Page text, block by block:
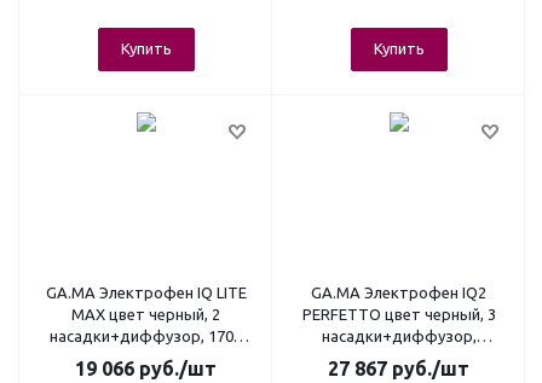
Купить Купить
GA.MA Электрофен IQ LITE
MAX цвет черный, 2
насадки+диффузор, 1700
Вт., вес 343 гр.
19 066 руб./шт
GA.MA Электрофен IQ2
PERFETTO цвет черный, 3
насадки+диффузор,
автоочистка, 1600 Вт., вес
294 гр.
27 867 руб./шт